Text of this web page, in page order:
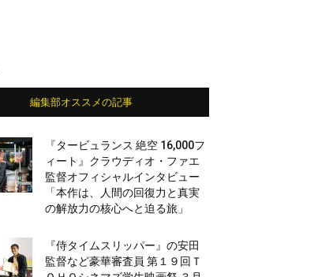
編集部オススメの記事
『タービュランス 絶空 16,000フ
ィート』クラウディオ・ファエ
監督オフィシャルインタビュー
「本作は、人間の回復力と真実
の解放力の核心へと迫る旅」
『侍タイムスリッパー』の安田
監督など豪華審査員 第１９回Ｔ